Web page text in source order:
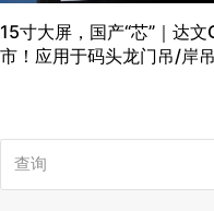
15寸大屏，国产“芯”｜达
市！应用于码头龙门吊/岸
询